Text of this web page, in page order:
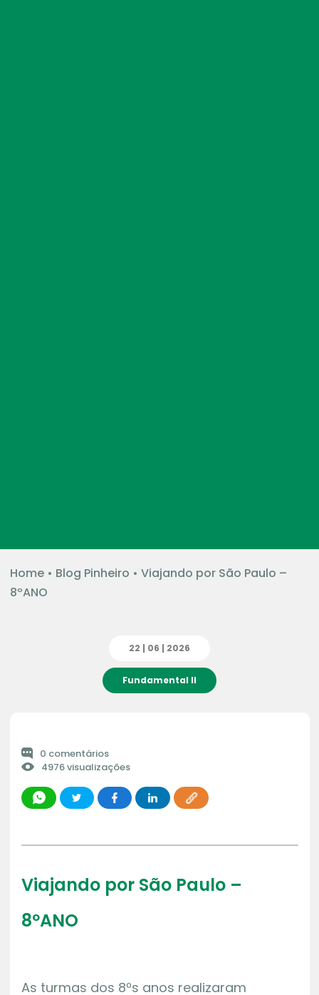
Home• Blog Pinheiro • Viajando por São Paulo –
8ºANO
22 | 06 | 2026
Fundamental II
0 comentários
4976 visualizações
Viajando por São Paulo –
8ºANO
As turmas dos 8ºs anos realizaram